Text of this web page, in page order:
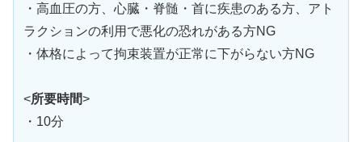
・高血圧の方、心臓・脊髄・首に疾患のある方、アト
ラクションの利用で悪化の恐れがある方NG
・体格によって拘束装置が正常に下がらない方NG
<所要時間>
・10分